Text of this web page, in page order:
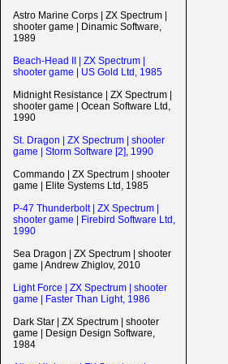
Astro Marine Corps | ZX Spectrum |
shooter game | Dinamic Software,
1989
Beach-Head II | ZX Spectrum |
shooter game | US Gold Ltd, 1985
Midnight Resistance | ZX Spectrum |
shooter game | Ocean Software Ltd,
1990
St. Dragon | ZX Spectrum | shooter
game | Storm Software [2], 1990
Commando | ZX Spectrum | shooter
game | Elite Systems Ltd, 1985
P-47 Thunderbolt | ZX Spectrum |
shooter game | Firebird Software Ltd,
1990
Sea Dragon | ZX Spectrum | shooter
game | Andrew Zhiglov, 2010
Light Force | ZX Spectrum | shooter
game | Faster Than Light, 1986
Dark Star | ZX Spectrum | shooter
game | Design Design Software,
1984